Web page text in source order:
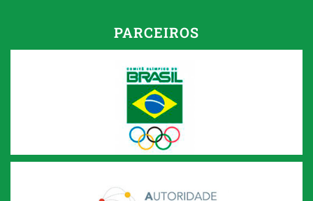
PARCEIROS